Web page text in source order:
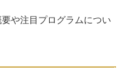
や注目プログラムについ